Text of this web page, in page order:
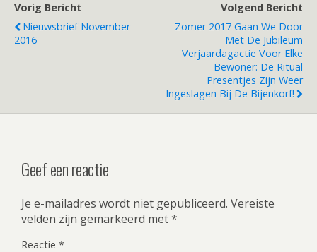
Vorig Bericht
Nieuwsbrief November
2016
Volgend Bericht
Zomer 2017 Gaan We Door
Met De Jubileum
Verjaardagactie Voor Elke
Bewoner: De Ritual
Presentjes Zijn Weer
Ingeslagen Bij De Bijenkorf!
Geef een reactie
Je e-mailadres wordt niet gepubliceerd. Vereiste
velden zijn gemarkeerd met*
Reactie *